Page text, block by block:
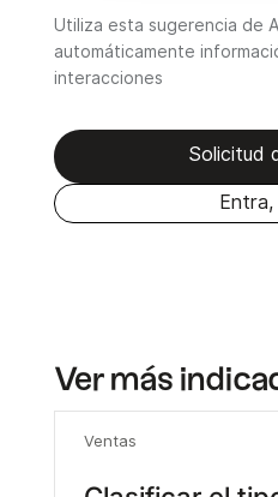
Utiliza esta sugerencia de
automáticamente
interacciones
Solicitud
Ver más
Ventas